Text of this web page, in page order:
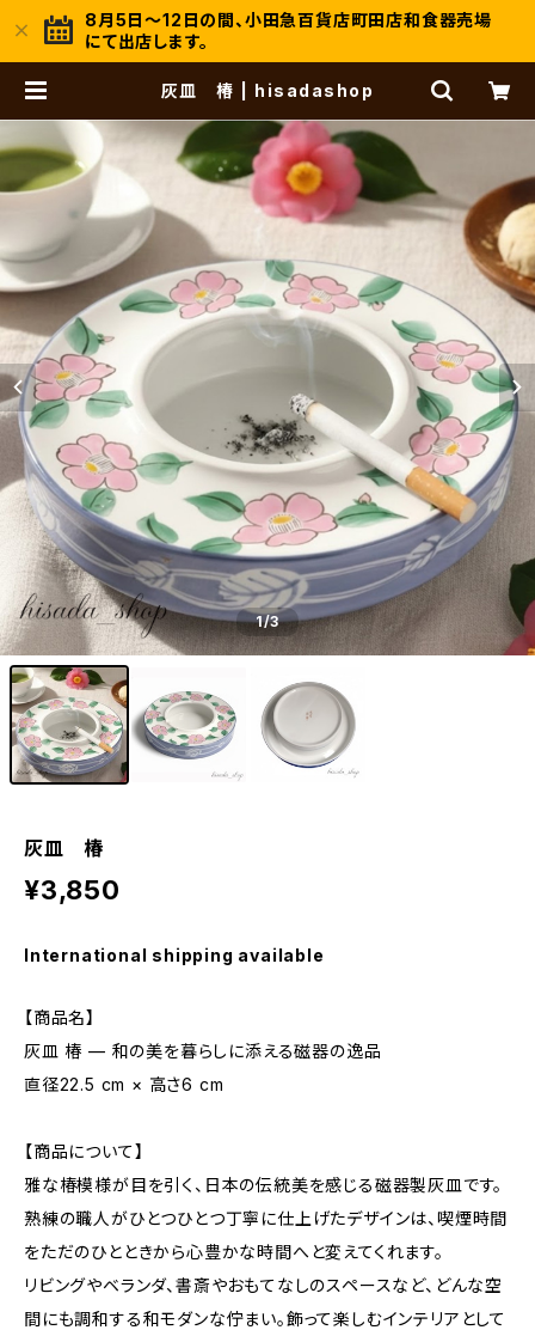
8月5日～12日の間、小田急百貨店町田店和食器売場
にて出店します。
灰皿 椿 | hisadashop
1/3
灰皿 椿
¥3,850
International shipping available
【商品名】
灰皿 椿 — 和の美を暮らしに添える磁器の逸品
直径22.5 cm × 高さ6 cm
【商品について】
雅な椿模様が目を引く、日本の伝統美を感じる磁器製灰皿です。
熟練の職人がひとつひとつ丁寧に仕上げたデザインは、喫煙時間
をただのひとときから心豊かな時間へと変えてくれます。
リビングやベランダ、書斎やおもてなしのスペースなど、どんな空
間にも調和する和モダンな佇まい。飾って楽しむインテリアとして